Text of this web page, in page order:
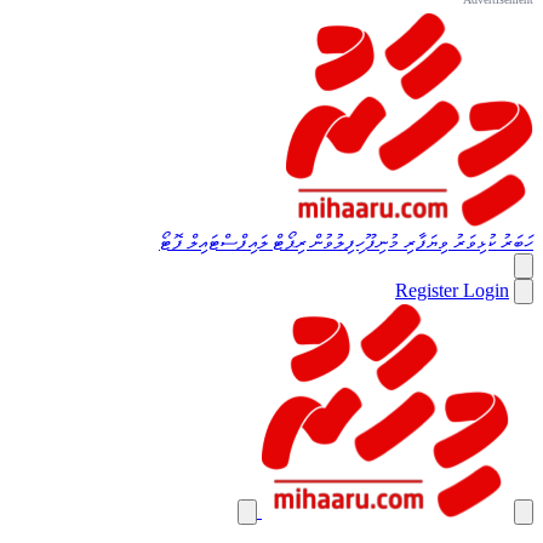
ހަބަރުކުޅިވަރު ވިޔަފާރި މުނިފޫހިފިލުވުންރިޕޯޓް ލައިފްސްޓައިލް ފޮޓޯ
RegisterLogin